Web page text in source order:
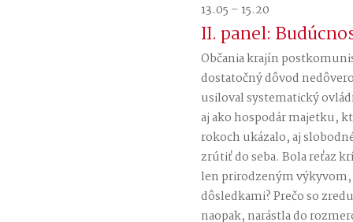
13.05 – 15.20
II. panel:
Občania krajín
dostatočný dôvod
usiloval systematický
aj ako hospodár majetku,
rokoch ukázalo, aj
zrútiť do seba. Bola reťaz
len prirodzeným
dôsledkami? Prečo so
naopak, narástla do